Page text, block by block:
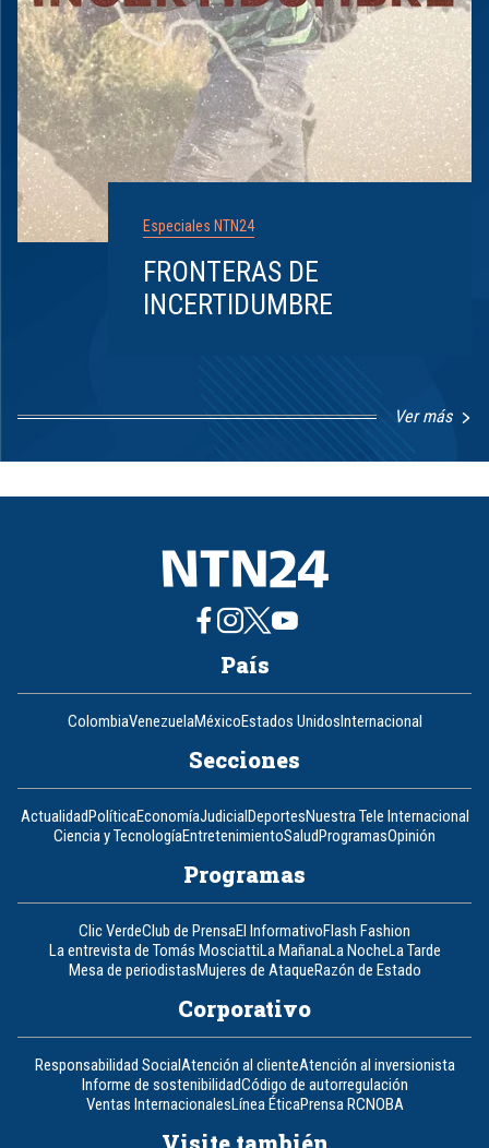
Especiales NTN24
FRONTERAS DE
INCERTIDUMBRE
Ver más
1
8
País
ColombiaVenezuelaMéxicoEstados UnidosInternacional
Secciones
ActualidadPolíticaEconomíaJudicialDeportesNuestra Tele Internacional
Ciencia y TecnologíaEntretenimientoSaludProgramasOpinión
Programas
Clic VerdeClub de PrensaEl InformativoFlash Fashion
La entrevista de Tomás MosciattiLa MañanaLa NocheLa Tarde
Mesa de periodistasMujeres de AtaqueRazón de Estado
Corporativo
Responsabilidad SocialAtención al clienteAtención al inversionista
Informe de sostenibilidadCódigo de autorregulación
Ventas InternacionalesLínea ÉticaPrensa RCNOBA